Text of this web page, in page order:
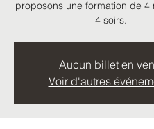
proposons une formation de 4
4 soirs.
Aucun billet en
Voir d'autres